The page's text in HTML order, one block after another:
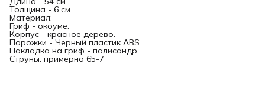
Толщина - 6 см.
Материал:
Гриф - окоуме.
Корпус - красное дерево.
Порожки - Черный пластик ABS.
Накладка на гриф - палисандр.
Струны: примерно 65-7